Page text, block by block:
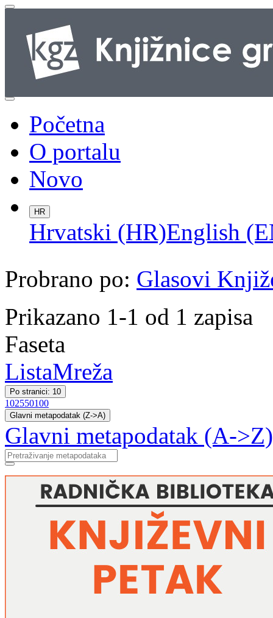
Početna
O portalu
Novo
HR
Hrvatski (HR)English
Probrano po: Glasovi
Prikazano 1-1 od 1 zapisa
Faseta
ListaMreža
Po stranici: 10
102550100
Glavni metapodatak (Z->A)
Glavni metapodatak (A->Z)